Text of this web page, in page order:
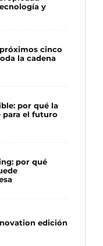
y
cinco
la cadena
por qué la
para el futuro
por qué
edición